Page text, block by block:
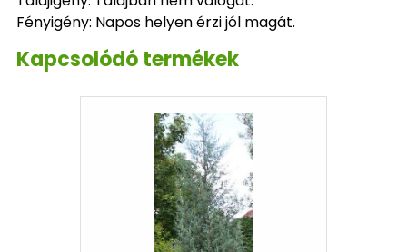
Fényigény: Napos helyen érzi jól magát.
Kapcsolódó termékek